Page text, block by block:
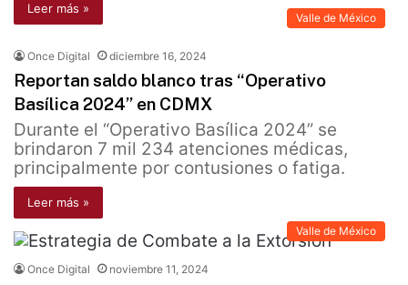
Leer más »
Valle de México
Once Digital diciembre 16, 2024
Reportan saldo blanco tras “Operativo
Basílica 2024” en CDMX
Durante el “Operativo Basílica 2024” se
brindaron 7 mil 234 atenciones médicas,
principalmente por contusiones o fatiga.
Leer más »
Valle de México
Once Digital noviembre 11, 2024